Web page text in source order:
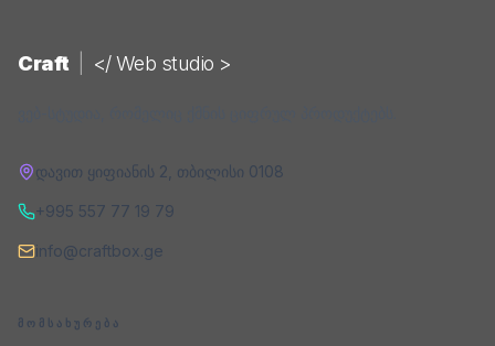
Craft </ Web studio >
დავით ყიფიანის 2 თბილისი 0108
+995 557 77 19 79
info@craftbox.ge
ᲛᲝᲛᲡᲐᲮᲣᲠᲔᲑᲐ